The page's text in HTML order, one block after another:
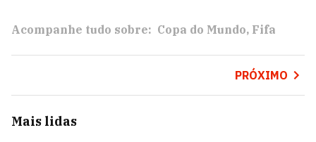
Acompanhe tudo sobre: Copa do Mundo Fifa
PRÓXIMO
Mais lidas